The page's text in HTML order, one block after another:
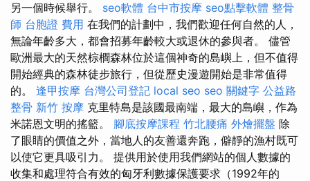
另一個時候舉行。 seo軟體 台中市按摩 seo點擊軟體 整骨
師 台胞證 費用 在我們的計劃中，我們歡迎任何自然的人，
無論年齡多大，都會招募年齡較大或退休的參與者。 儘管
歐洲最大的天然棕櫚森林位於這個神奇的島嶼上，但不值得
開始經典的森林徒步旅行，但從歷史漫遊開始是非常值得
的。 逢甲按摩 台灣公司登記 local seo seo 關鍵字 公益路
整骨 新竹 按摩 克里特島是該國最南端，最大的島嶼，作為
米諾恩文明的搖籃。 腳底按摩課程 竹北腰痛 外燴擺盤 除
了眼睛的價值之外，當地人的友善還奔跑，僻靜的漁村既可
以使它更具吸引力。 提供用於使用我們網站的個人數據的
收集和處理符合有效的匈牙利數據保護要求（1992年的